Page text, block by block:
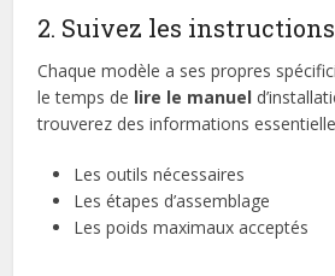
2. Suivez les
Chaque modèle a ses propres
le temps de lire le manuel
trouverez des informations
Les outils nécessaires
Les étapes d’assemblage
Les poids maximaux acceptés